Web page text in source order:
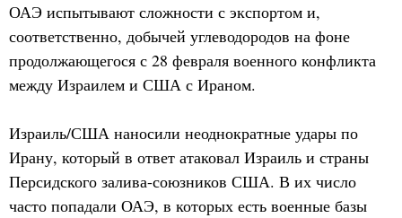
ОАЭ испытывают сложности с экспортом и,
соответственно, добычей углеводородов на фоне
продолжающегося с 28 февраля военного конфликта
между Израилем и США с Ираном.
Израиль/США наносили неоднократные удары по
Ирану, который в ответ атаковал Израиль и страны
Персидского залива-союзников США. В их число
часто попадали ОАЭ, в которых есть военные базы